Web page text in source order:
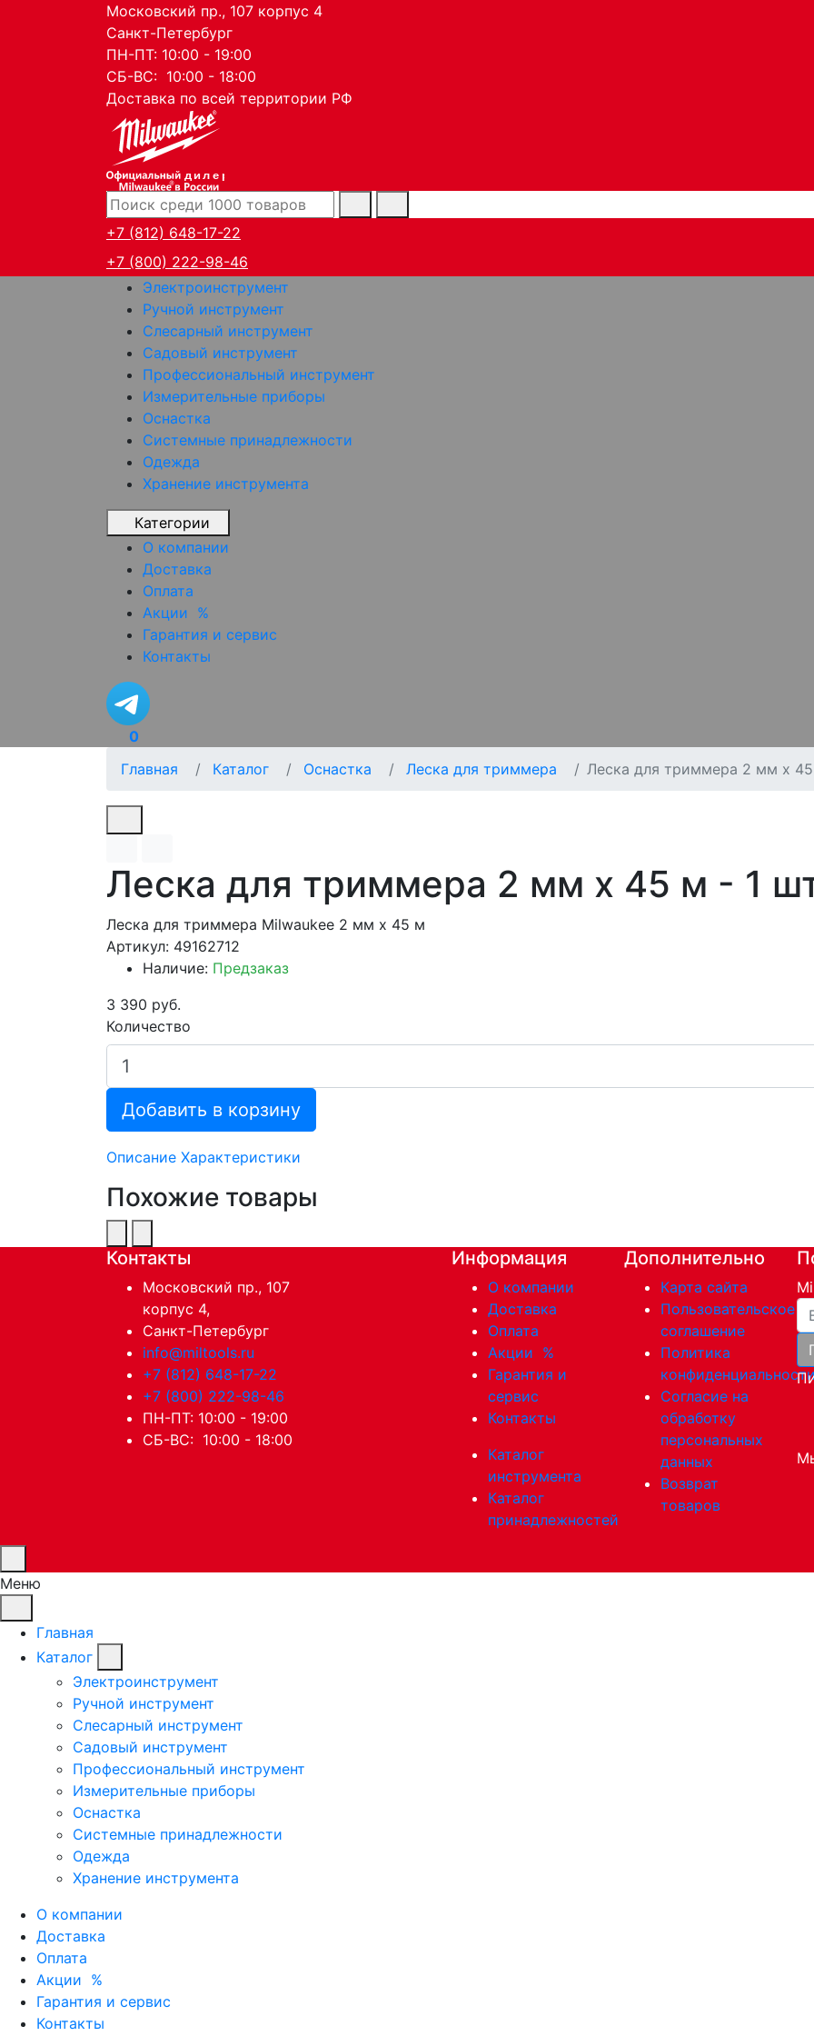
Московский пр., 107 корпус 4
Санкт-Петербург
ПН-ПТ: 10:00 - 19:00
СБ-ВС: 10:00 - 18:00
Доставка по всей территории РФ
дилер
+7 (812) 648-17-22
+7 (800) 222-98-46
Электроинструмент
Ручной инструмент
Слесарный инструмент
Садовый инструмент
Профессиональный инструмент
Измерительные приборы
Оснастка
Системные принадлежности
Одежда
Хранение инструмента
Категории
О компании
Доставка
Оплата
Акции %
Гарантия и сервис
Контакты
0
Главная
Каталог Оснастка Леска для триммера Леска для триммера 2 мм x
Леска для триммера 2 мм x 45 м - 1
Леска для триммера Milwaukee 2 мм х 45 м
Артикул: 49162712
Наличие: Предзаказ
3 390 руб.
Количество
Добавить в корзину
Описание Характеристики
Похожие товары
Контакты
Московский пр., 107
корпус 4,
Санкт-Петербург
info@miltools.ru
+7 (812) 648-17-22
+7 (800) 222-98-46
ПН-ПТ: 10:00 - 19:00
СБ-ВС: 10:00 - 18:00
Информация
О компании
Доставка
Оплата
Акции %
Гарантия и
сервис
Контакты
Каталог
инструмента
Каталог
принадлежностей
Дополнительно
Карта сайта
Пользовательское
соглашение
Политика
Согласие на
обработку
персональных
данных
Возврат
товаров
Меню
Главная
Каталог
Электроинструмент
Ручной инструмент
Слесарный инструмент
Садовый инструмент
Профессиональный инструмент
Измерительные приборы
Оснастка
Системные принадлежности
Одежда
Хранение инструмента
О компании
Доставка
Оплата
Акции %
Гарантия и сервис
Контакты